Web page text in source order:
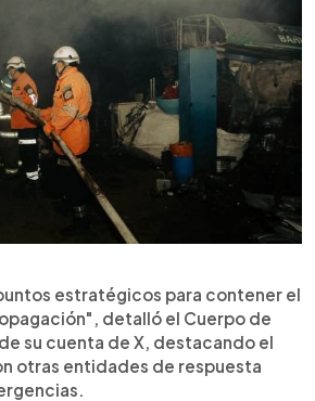
estratégicos para contener el
detalló el Cuerpo de
su cuenta de X, destacando el
otras entidades de respuesta